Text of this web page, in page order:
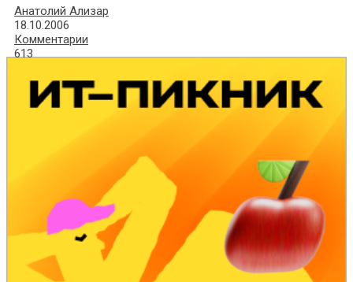
Анатолий Ализар
18.10.2006
Комментарии
613